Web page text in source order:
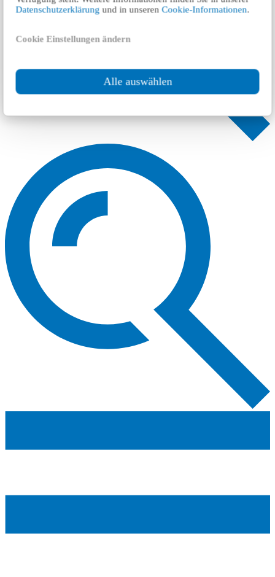
Datenschutzerklärung und in unserenCookie-Informationen.
Cookie Einstellungen ändern
Alle auswählen